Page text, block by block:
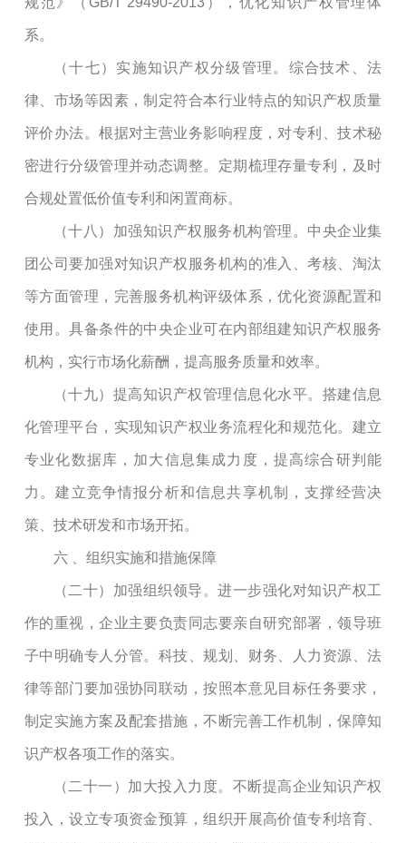
系。
（十七）实施知识产权分级管理。综合技术、法
律、市场等因素，制定符合本行业特点的知识产权质量
评价办法。根据对主营业务影响程度，对专利、技术秘
密进行分级管理并动态调整。定期梳理存量专利，及时
合规处置低价值专利和闲置商标。
（十八）加强知识产权服务机构管理。中央企业集
团公司要加强对知识产权服务机构的准入、考核、淘汰
等方面管理，完善服务机构评级体系，优化资源配置和
使用。具备条件的中央企业可在内部组建知识产权服务
机构，实行市场化薪酬，提高服务质量和效率。
（十九）提高知识产权管理信息化水平。搭建信息
化管理平台，实现知识产权业务流程化和规范化。建立
专业化数据库，加大信息集成力度，提高综合研判能
力。建立竞争情报分析和信息共享机制，支撑经营决
策、技术研发和市场开拓。
六 、组织实施和措施保障
（二十）加强组织领导。进一步强化对知识产权工
作的重视，企业主要负责同志要亲自研究部署，领导班
子中明确专人分管。科技、规划、财务、人力资源、法
律等部门要加强协同联动，按照本意见目标任务要求，
制定实施方案及配套措施，不断完善工作机制，保障知
识产权各项工作的落实。
（二十一）加大投入力度。不断提高企业知识产权
投入，设立专项资金预算，组织开展高价值专利培育、